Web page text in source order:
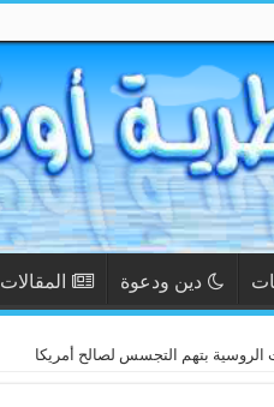
دين ودعوة المقالات
الروسية بتهم التجسس لصالح أمريكا